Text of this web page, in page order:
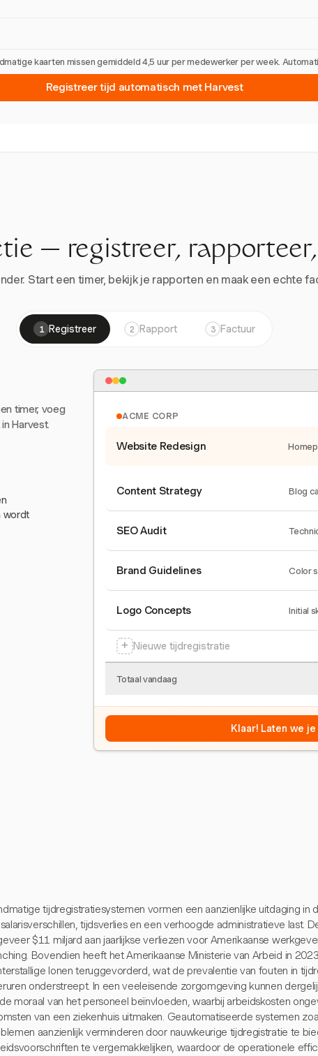
kaarten missen gemiddeld 4,5 uur per medewerker per week.
Registreer tijd automatisch met Harvest
— registreer,
Start een timer, bekijk je rapporten en maak een echte
1 Registreer 2 Rapport 3 Factuur
timer, voeg
Harvest.
wordt
ACME CORP
Website Redesign
Content Strategy Blog
SEO Audit
Brand Guidelines Color
Logo Concepts Initial
+ Nieuwe tijdregistratie
Totaal vandaag
Klaar! Laten we
tijdregistratiesystemen vormen een aanzienlijke uitdaging
tijdsverlies en een verhoogde administratieve last.
$11 miljard aan jaarlijkse verliezen voor Amerikaanse
Bovendien heeft het Amerikaanse Ministerie van Arbeid in
lonen teruggevorderd, wat de prevalentie van fouten in
onderstreept. In een veeleisende zorgomgeving kunnen
moraal van het personeel beïnvloeden, waarbij arbeidskosten
van een ziekenhuis uitmaken. Geautomatiseerde systemen
aanzienlijk verminderen door nauwkeurige tijdregistratie te
te vergemakkelijken, waardoor de operationele